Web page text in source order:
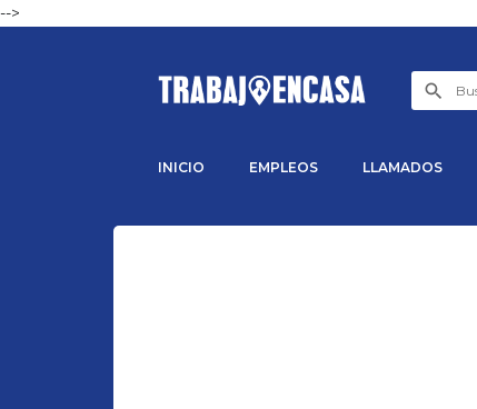
-->
INICIO EMPLEOS LLAMADOS